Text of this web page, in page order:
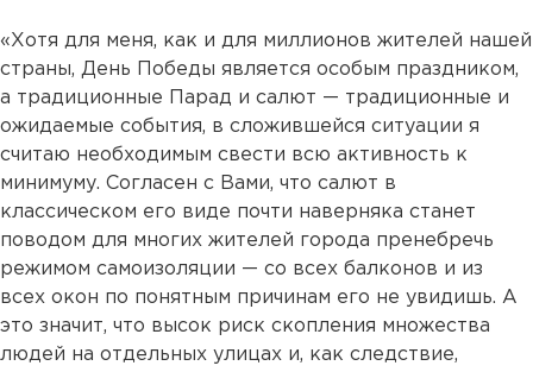
«Хотя для меня, как и для миллионов жителей нашей
страны, День Победы является особым праздником,
а традиционные Парад и салют — традиционные и
ожидаемые события, в сложившейся ситуации я
считаю необходимым свести всю активность к
минимуму. Согласен с Вами, что салют в
классическом его виде почти наверняка станет
поводом для многих жителей города пренебречь
режимом самоизоляции — со всех балконов и из
всех окон по понятным причинам его не увидишь. А
это значит, что высок риск скопления множества
людей на отдельных улицах и, как следствие,